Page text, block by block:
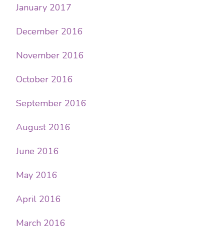
January 2017
December 2016
November 2016
October 2016
September 2016
August 2016
June 2016
May 2016
April 2016
March 2016